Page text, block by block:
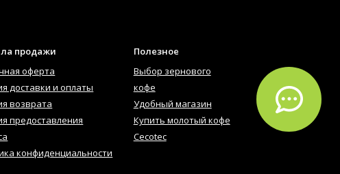
продажи
оферта
доставки и оплаты
возврата
предоставления
конфиденциальности
Полезное
Выбор зернового
кофе
Удобный магазин
Купить молотый кофе
Cecotec